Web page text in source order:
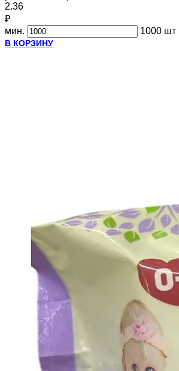
2.36
₽
мин.
1000 шт
В КОРЗИНУ